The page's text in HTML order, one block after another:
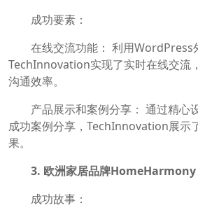
成功要素：
在线交流功能： 利用WordPress
TechInnovation实现了实时在线交流
沟通效率。
产品展示和案例分享： 通过精心
成功案例分享，TechInnovation展示
果。
3. 欧洲家居品牌HomeHarmony
成功故事：